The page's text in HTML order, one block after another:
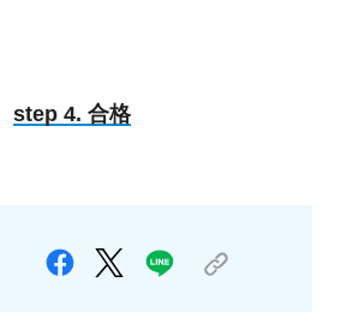
step 4. 合格